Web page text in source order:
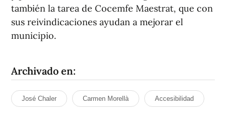
también la tarea de Cocemfe Maestrat, que con
sus reivindicaciones ayudan a mejorar el
municipio.
Archivado en:
José Chaler Carmen Morellà Accesibilidad